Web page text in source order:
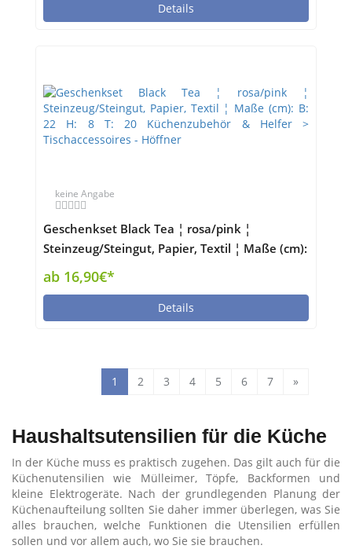
Details
keine Angabe
Geschenkset Black Tea ¦ rosa/pink ¦
Steinzeug/Steingut, Papier, Textil ¦ Maße (cm):
B: 22 H: 8 T: 20 Küchenzubehör & Helfer >
Tischaccessoires - Höffner
ab 16,90€*
Details
1 2 3 4 5 6 7 »
Haushaltsutensilien für die Küche
In der Küche muss es praktisch zugehen. Das gilt auch für die
Küchenutensilien wie Mülleimer, Töpfe, Backformen und
kleine Elektrogeräte. Nach der grundlegenden Planung der
Küchenaufteilung sollten Sie daher immer überlegen, was Sie
alles brauchen, welche Funktionen die Utensilien erfüllen
sollen und vor allem auch, wo Sie sie brauchen.